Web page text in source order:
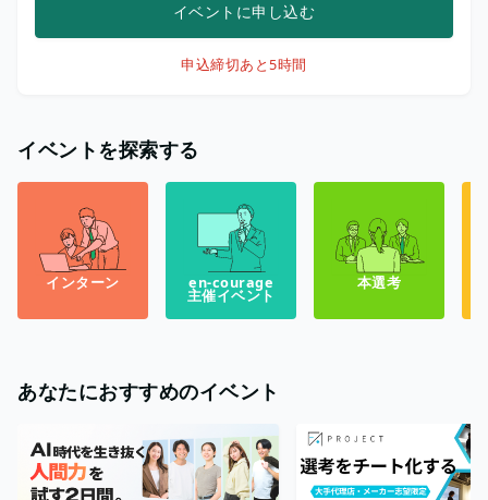
イベントを探索する
インターン en-courage
主催イベント
本選考
あなたにおすすめのイベント
イベントに申し込む
申込締切あと5時間